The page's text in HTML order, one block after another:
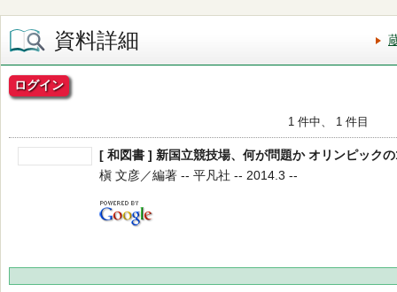
資料詳細
ログイン
1 件中、 1 件目
[ 和図書 ] 新国立競技場、何が問題か オリンピック
槇 文彦／編著 -- 平凡社 -- 2014.3 --